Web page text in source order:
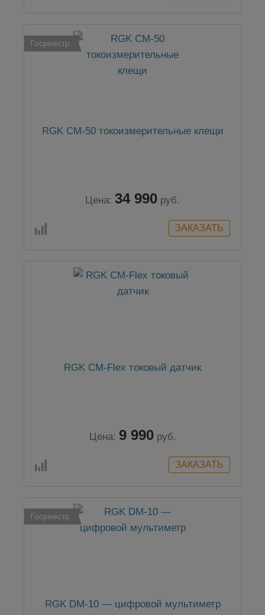
Госреестр
RGK CM-50 токоизмерительные клещи
Цена: 34 990 руб.
RGK CM-Flex токовый датчик
Цена: 9 990 руб.
Госреестр
RGK DM-10 — цифровой мультиметр